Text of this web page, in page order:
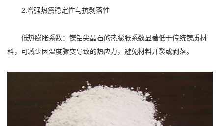
2.增强热震稳定性与抗剥落性
低热膨胀系数：镁铝尖晶石的热膨胀系数显著低于传统镁质材
料，可减少因温度骤变导致的热应力，避免材料开裂或剥落。